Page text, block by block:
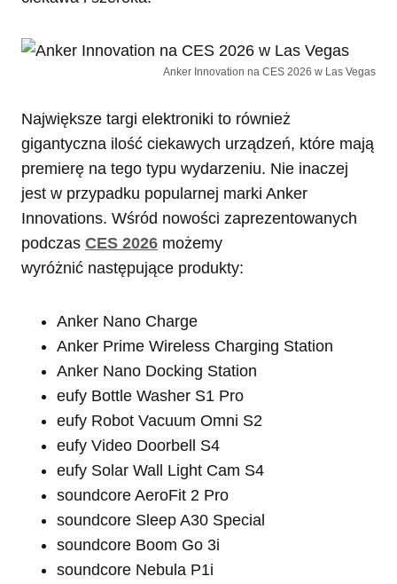
Anker Innovation na CES 2026 w Las Vegas
Największe targi elektroniki to również
gigantyczna ilość ciekawych urządzeń, które mają
premierę na tego typu wydarzeniu. Nie inaczej
jest w przypadku popularnej marki Anker
Innovations. Wśród nowości zaprezentowanych
podczas CES 2026 możemy
wyróżnić następujące produkty:
Anker Nano Charge
Anker Prime Wireless Charging Station
Anker Nano Docking Station
eufy Bottle Washer S1 Pro
eufy Robot Vacuum Omni S2
eufy Video Doorbell S4
eufy Solar Wall Light Cam S4
soundcore AeroFit 2 Pro
soundcore Sleep A30 Special
soundcore Boom Go 3i
soundcore Nebula P1i